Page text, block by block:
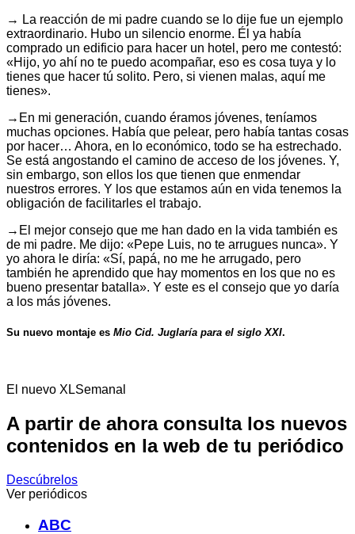
→ La reacción de mi padre cuando se lo dije fue un ejemplo
extraordinario. Hubo un silencio enorme. Él ya había
comprado un edificio para hacer un hotel, pero me contestó:
«Hijo, yo ahí no te puedo acompañar, eso es cosa tuya y lo
tienes que hacer tú solito. Pero, si vienen malas, aquí me
tienes».
→En mi generación, cuando éramos jóvenes, teníamos
muchas opciones. Había que pelear, pero había tantas cosas
por hacer… Ahora, en lo económico, todo se ha estrechado.
Se está angostando el camino de acceso de los jóvenes. Y,
sin embargo, son ellos los que tienen que enmendar
nuestros errores. Y los que estamos aún en vida tenemos la
obligación de facilitarles el trabajo.
→El mejor consejo que me han dado en la vida también es
de mi padre. Me dijo: «Pepe Luis, no te arrugues nunca». Y
yo ahora le diría: «Sí, papá, no me he arrugado, pero
también he aprendido que hay momentos en los que no es
bueno presentar batalla». Y este es el consejo que yo daría
a los más jóvenes.
Su nuevo montaje es Mio Cid. Juglaría para el siglo XXI.
El nuevo XLSemanal
A partir de ahora consulta los nuevos
contenidos en la web de tu periódico
Descúbrelos
Ver periódicos
ABC